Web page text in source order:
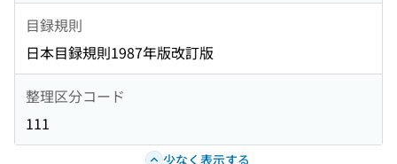
目録規則
日本目録規則1987年版改訂版
整理区分コード
111
少なく表示する